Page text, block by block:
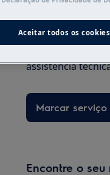
Precisa de
assistência
Marcar serviço
Encontre o
Aceitar todos os cookies